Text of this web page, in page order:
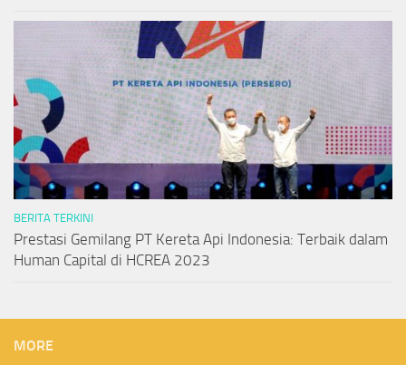
BERITA TERKINI
Prestasi Gemilang PT Kereta Api Indonesia: Terbaik dalam
Human Capital di HCREA 2023
MORE